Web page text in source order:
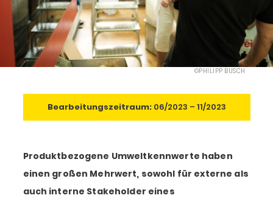
©PHILIPP BUSCH
Bearbeitungszeitraum:06/2023 – 11/2023
Produktbezogene Umweltkennwerte haben
einen großen Mehrwert, sowohl für externe als
auch interne Stakeholder eines